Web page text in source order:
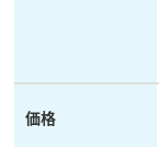
価格